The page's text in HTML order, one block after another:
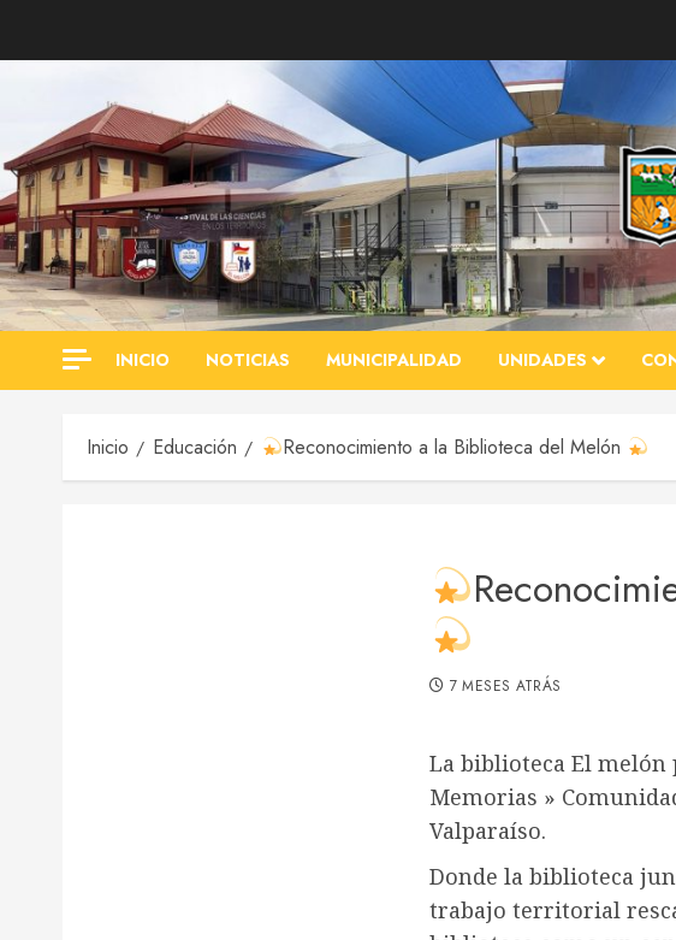
INICIO NOTICIAS MUNICIPALIDAD UNIDADES
Inicio Educación Reconocimiento a la Biblioteca del Melón
7 MESES ATRÁS
La biblioteca El
Memorias »
Valparaíso.
Donde la biblioteca
trabajo territorial